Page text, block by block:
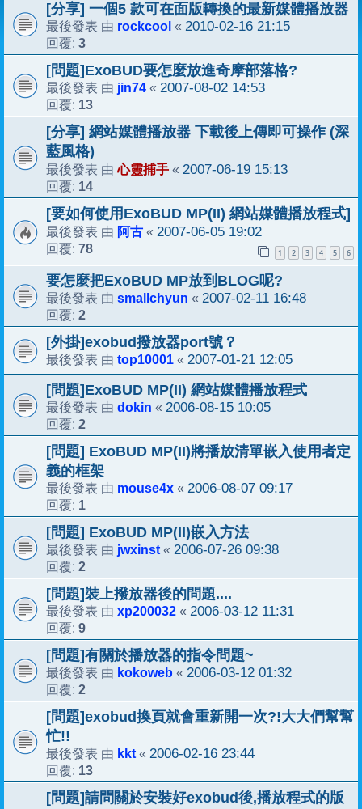
[分享] 一個5 款可在面版轉換的最新媒體播放器
最後發表 由 rockcool « 2010-02-16 21:15
回覆: 3
[問題]ExoBUD要怎麼放進奇摩部落格?
最後發表 由 jin74 « 2007-08-02 14:53
回覆: 13
[分享] 網站媒體播放器 下載後上傳即可操作 (深
藍風格)
最後發表 由心靈捕手 « 2007-06-19 15:13
回覆: 14
[要如何使用ExoBUD MP(II) 網站媒體播放程式]
最後發表 由 阿古 « 2007-06-05 19:02
回覆: 78 1 2 3 4 5 6
要怎麼把ExoBUD MP放到BLOG呢?
最後發表 由 smallchyun « 2007-02-11 16:48
回覆: 2
[外掛]exobud撥放器port號？
最後發表 由 top10001 « 2007-01-21 12:05
[問題]ExoBUD MP(II) 網站媒體播放程式
最後發表 由 dokin « 2006-08-15 10:05
回覆: 2
[問題] ExoBUD MP(II)將播放清單嵌入使用者定
義的框架
最後發表 由 mouse4x « 2006-08-07 09:17
回覆: 1
[問題] ExoBUD MP(II)嵌入方法
最後發表 由 jwxinst « 2006-07-26 09:38
回覆: 2
[問題]裝上撥放器後的問題....
最後發表 由 xp200032 « 2006-03-12 11:31
回覆: 9
[問題]有關於播放器的指令問題~
最後發表 由 kokoweb « 2006-03-12 01:32
回覆: 2
[問題]exobud換頁就會重新開一次?!大大們幫幫
忙!!
最後發表 由 kkt « 2006-02-16 23:44
回覆: 13
[問題]請問關於安裝好exobud後,播放程式的版